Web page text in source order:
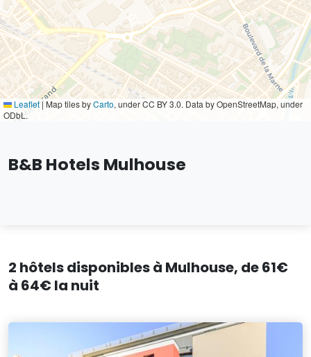
Leaflet | Map tiles byCarto, under CC BY 3.0. Data by OpenStreetMap, under
ODbL.
B&B Hotels Mulhouse
2 hôtels disponibles à Mulhouse, de 61€
à 64€ la nuit